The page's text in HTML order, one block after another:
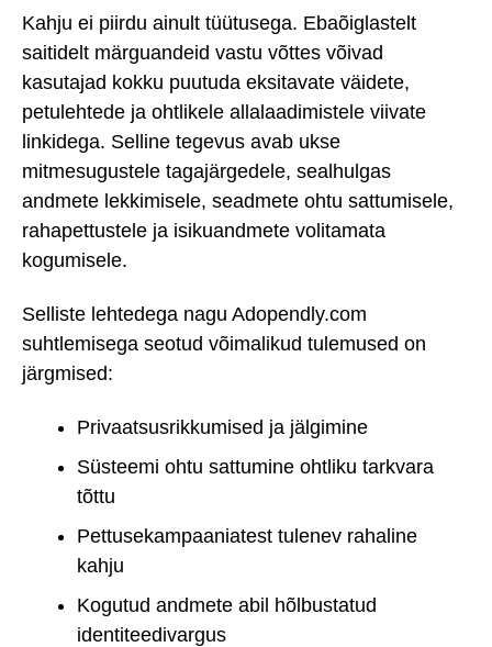
Kahju ei piirdu ainult tüütusega. Ebaõiglastelt
saitidelt märguandeid vastu võttes võivad
kasutajad kokku puutuda eksitavate väidete,
petulehtede ja ohtlikele allalaadimistele viivate
linkidega. Selline tegevus avab ukse
mitmesugustele tagajärgedele, sealhulgas
andmete lekkimisele, seadmete ohtu sattumisele,
rahapettustele ja isikuandmete volitamata
kogumisele.
Selliste lehtedega nagu Adopendly.com
suhtlemisega seotud võimalikud tulemused on
järgmised:
Privaatsusrikkumised ja jälgimine
Süsteemi ohtu sattumine ohtliku tarkvara
tõttu
Pettusekampaaniatest tulenev rahaline
kahju
Kogutud andmete abil hõlbustatud
identiteedivargus